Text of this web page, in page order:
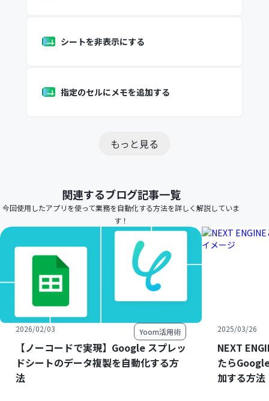
シートを非表示にする
指定のセルにメモを追加する
もっと見る
関連するブログ記事一覧
今回使用したアプリを使って業務を自動化する方法を詳しく解説していま
す！
2026/02/03 Yoom活用術
【ノーコードで実現】Google スプレッ
ドシートのデータ複製を自動化する方
法
2025/03/26
NEXT
たら
加する方法